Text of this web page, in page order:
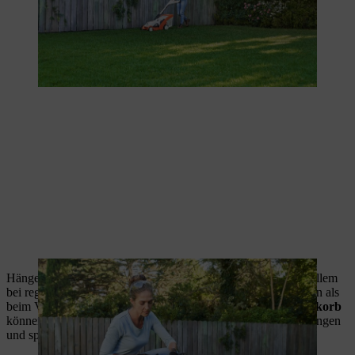
Hängen Sie nun den Fangkorb hinten an dem Gerät ein. Vor allem
bei regelmäßiger Anwendung fällt deutlich weniger Material an als
beim Vertikutieren.Dank dem 50 Liter fassenden Grasfangkorb
können Sie mit dem STIHL RLA 240 die Reste bequem auffangen
und sparen sich das Aufharken nach der Arbeit.